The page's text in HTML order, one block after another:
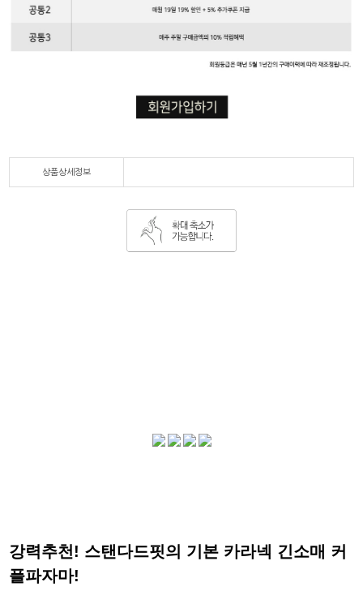
상품상세정보
강력추천! 스탠다드핏의 기본 카라넥 긴소매 커
플파자마!